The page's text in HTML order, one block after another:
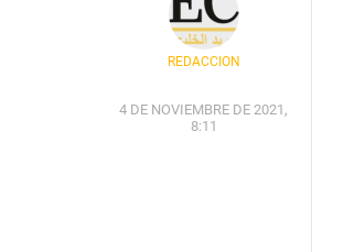
REDACCIÓN
4 DE NOVIEMBRE DE 2021,
8:11